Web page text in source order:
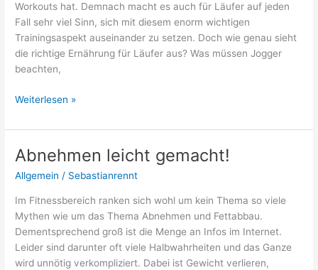
Workouts hat. Demnach macht es auch für Läufer auf jeden
Fall sehr viel Sinn, sich mit diesem enorm wichtigen
Trainingsaspekt auseinander zu setzen. Doch wie genau sieht
die richtige Ernährung für Läufer aus? Was müssen Jogger
beachten,
Richtige
für
Weiterlesen »
Abnehmen leicht gemacht!
Allgemein / Sebastianrennt
Im Fitnessbereich ranken sich wohl um kein Thema so viele
Mythen wie um das Thema Abnehmen und Fettabbau.
Dementsprechend groß ist die Menge an Infos im Internet.
Leider sind darunter oft viele Halbwahrheiten und das Ganze
wird unnötig verkompliziert. Dabei ist Gewicht verlieren,